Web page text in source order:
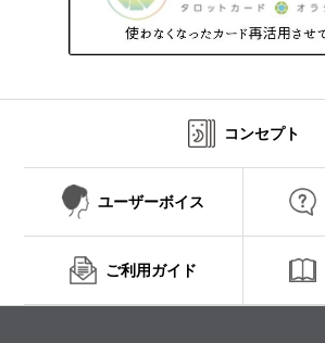
コンセプト
ユーザーボイス
ご利用ガイド